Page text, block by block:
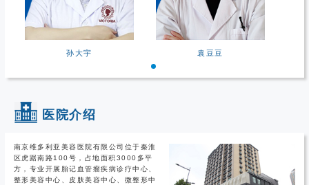
孙大宇 袁豆豆
医院介绍
南京维多利亚美容医院有限公司位于秦淮
区虎踞南路100号，占地面积3000多平
方，专业开展胎记血管瘤疾病诊疗中心、
整形美容中心、皮肤美容中心、微整形中